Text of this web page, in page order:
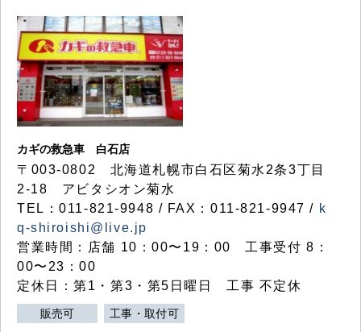
カギの救急車 白石店
〒003-0802 北海道札幌市白石区菊水2条3丁目
2-18 アビタシオン菊水
TEL：011-821-9948 / FAX：011-821-9947 / k
q-shiroishi@live.jp
営業時間：店舗 10：00〜19：00 工事受付 8：
00〜23：00
定休日：第1・第3・第5日曜日 工事 不定休
販売可 工事・取付可